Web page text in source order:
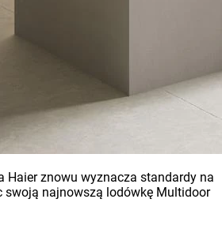
Haier znowu wyznacza standardy na
swoją najnowszą lodówkę Multidoor